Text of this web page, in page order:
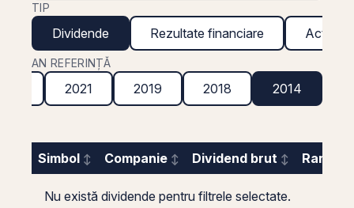
TIP
Dividende Rezultate financiare Acțiuni
AN REFERINȚĂ
2021 2019 2018 2014
Simbol Companie Dividend brut
Nu există dividende pentru filtrele selectate.